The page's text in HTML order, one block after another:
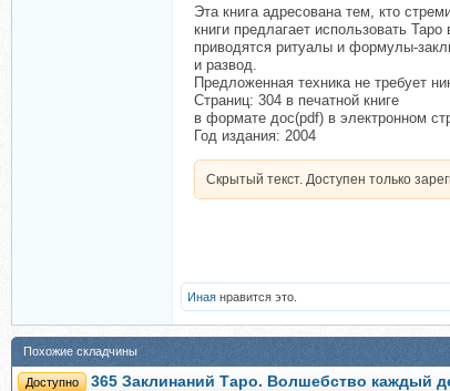
Эта книга адресована тем, кто
книги предлагает использовать
приводятся ритуалы и формулы-
и развод.
Предложенная техника не требует
Страниц: 304 в печатной книге
в формате дос(pdf) в электронном
Год издания: 2004
Скрытый текст. Доступен только
Иная нравится это.
Похожие складчины
Доступно 365 Заклинаний Таро. Волшебство каждый